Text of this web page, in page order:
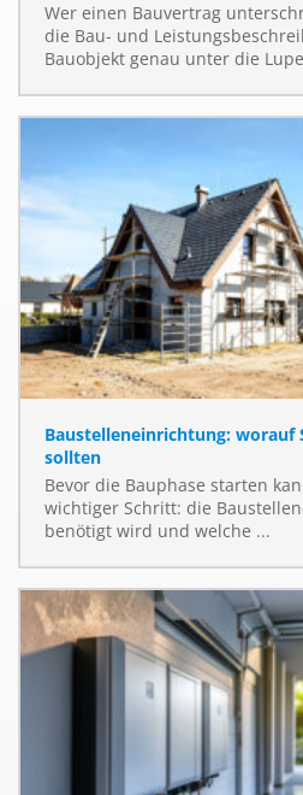
Wer einen Bauvertrag
die Bau- und
Bauobjekt genau unter die
Baustelleneinrichtung: worauf
sollten
Bevor die Bauphase starten
wichtiger Schritt: die
benötigt wird und welche ...